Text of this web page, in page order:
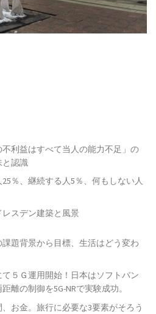
不利益はすべて当人の能力不足」の
認識
％、継続する人5％、何もしない人
レスデン建築と風景
課題背景から目標、生活はどう変わ
て５Ｇ運用開始！日本はソフトバン
離の制御を5G-NRで実験成功。
お金。旅行に必要な3要素がそろう